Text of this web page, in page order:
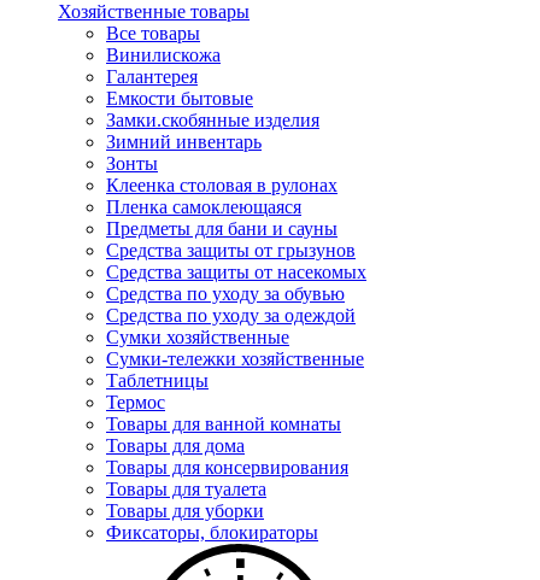
Хозяйственные товары
Все товары
Винилискожа
Галантерея
Емкости бытовые
Замки.скобянные изделия
Зимний инвентарь
Зонты
Клеенка столовая в рулонах
Пленка самоклеющаяся
Предметы для бани и сауны
Средства защиты от грызунов
Средства защиты от насекомых
Средства по уходу за обувью
Средства по уходу за одеждой
Сумки хозяйственные
Сумки-тележки хозяйственные
Таблетницы
Термос
Товары для ванной комнаты
Товары для дома
Товары для консервирования
Товары для туалета
Товары для уборки
Фиксаторы, блокираторы